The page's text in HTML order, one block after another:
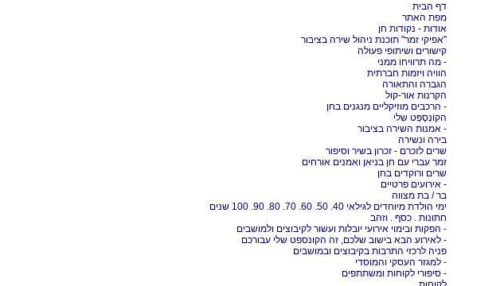
דף הבית
מפת האתר
אודות - נקודות חן
"אפיקי זמר" תוכנת ניהול שירה בציבור
קישורים ושיתופי פעולה
- מה תרוויחו ממני
הוויה ויזמות חברתית
הגברה והתאורה
הקרנות אור-קול
- הרכבים מוזיקליים מנגנים בחן
הקוֹנְסֶפְּט שלי
- אמנות השירה בציבור
בירה ונשירה
שרים לזכרם - זכרון בשיר וסיפור
זמר עברי עם חן בניאן ואמנים אורחים
שרים ורוקדים בחן
- אירועים פרטיים
בר / בת מצווה
ימי הולדת מיוחדים לגילאי 40. 50. 60. 70. 80. 90. 100 שנים
חתונות . כסף . וזהב
- הפקות ובימוי אירועי יובלות ועשור לקיבוצים ולמושבים
- לאירוע הבא בישוב שלכם, זה הקונספט שלי עבורכם
פניה לרכזי התרבות בקיבוצים ובמושבים
- למגזר העסקי והמוסדי
- סיפורי לקוחות ומשתתפים
ברוכים הבאים
מועדון הזמר שלנו
במוזיאון
הטרקטור